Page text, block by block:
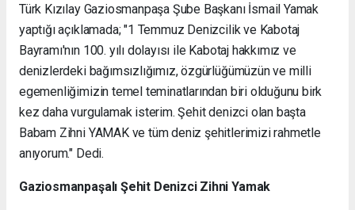
Türk Kızılay Gaziosmanpaşa Şube Başkanı İsmail Yamak
yaptığı açıklamada; "1 Temmuz Denizcilik ve Kabotaj
Bayramı'nın 100. yılı dolayısı ile Kabotaj hakkımız ve
denizlerdeki bağımsızlığımız, özgürlüğümüzün ve milli
egemenliğimizin temel teminatlarından biri olduğunu birk
kez daha vurgulamak isterim. Şehit denizci olan başta
Babam Zihni YAMAK ve tüm deniz şehitlerimizi rahmetle
anıyorum." Dedi.
Gaziosmanpaşalı Şehit Denizci Zihni Yamak